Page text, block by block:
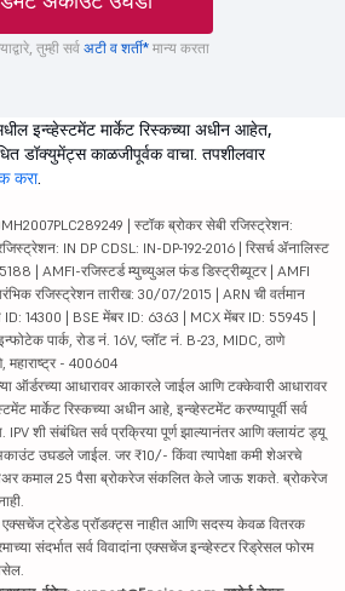
तुम्ही सर्व अटी व शर्ती* मान्य करता
इन्व्हेस्टमेंट मार्केट रिस्कच्या अधीन आहेत,
डॉक्युमेंट्स काळजीपूर्वक वाचा. तपशीलवार
करा.
| स्टॉक ब्रोकर सेबी रजिस्ट्रेशन:
IN DP CDSL: IN-DP-192-2016 | रिसर्च ॲनालिस्ट
| AMFI-रजिस्टर्ड म्युच्युअल फंड डिस्ट्रीब्यूटर | AMFI
रजिस्ट्रेशन तारीख: 30/07/2015 | ARN ची वर्तमान
14300 | BSE मेंबर ID: 6363 | MCX मेंबर ID: 55945 |
पार्क, रोड नं. 16V, प्लॉट नं. B-23, MIDC, ठाणे
महाराष्ट्र - 400604
आधारावर आकारले जाईल आणि टक्केवारी आधारावर
मार्केट रिस्कच्या अधीन आहे, इन्व्हेस्टमेंट करण्यापूर्वी सर्व
IPV शी संबंधित सर्व प्रक्रिया पूर्ण झाल्यानंतर आणि क्लायंट ड्यू
उघडले जाईल. जर ₹10/- किंवा त्यापेक्षा कमी शेअरचे
कमाल 25 पैसा ब्रोकरेज संकलित केले जाऊ शकते. ब्रोकरेज
ट्रेडेड प्रॉडक्ट्स नाहीत आणि सदस्य केवळ वितरक
संदर्भात सर्व विवादांना एक्सचेंज इन्व्हेस्टर रिड्रेसल फोरम